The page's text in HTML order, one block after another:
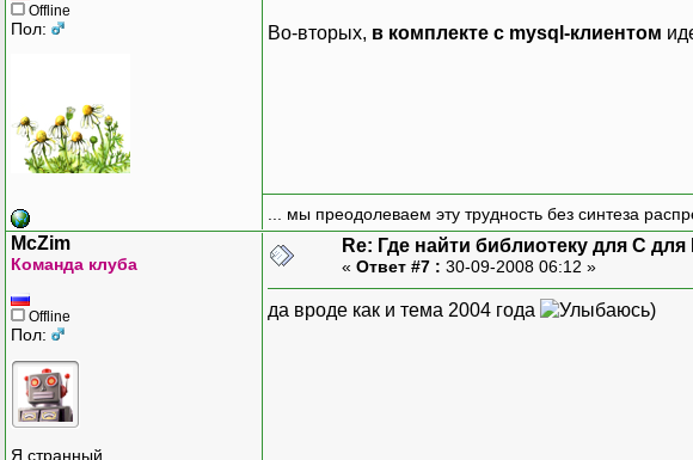
Offline
Пол: Во-вторых, в комплекте с mysql-клиентом
... мы преодолеваем эту трудность без синтеза
McZim
Команда клуба
Offline
Пол:
Я странный
Re: Где найти библиотеку для C для
« Ответ #7 : 30-09-2008 06:12 »
да вроде как и тема 2004 года )